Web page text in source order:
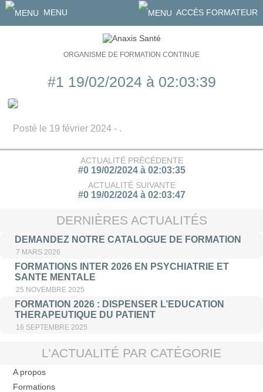
MENU ACCÈS FORMATEUR
ORGANISME DE FORMATION CONTINUE
#1 19/02/2024 à 02:03:39
Posté le 19 février 2024 - .
ACTUALITÉ PRÉCÉDENTE
#0 19/02/2024 à 02:03:35
ACTUALITÉ SUIVANTE
#0 19/02/2024 à 02:03:47
DERNIÈRES ACTUALITÉS
DEMANDEZ NOTRE CATALOGUE DE FORMATION
7 MARS 2026
FORMATIONS INTER 2026 EN PSYCHIATRIE ET
SANTE MENTALE
25 NOVEMBRE 2025
FORMATION 2026 : DISPENSER L’EDUCATION
THERAPEUTIQUE DU PATIENT
16 SEPTEMBRE 2025
L’ACTUALITÉ PAR CATÉGORIE
A propos
Formations